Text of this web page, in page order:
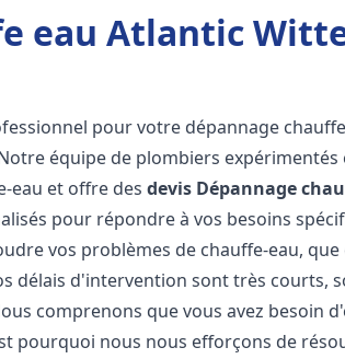
eau Atlantic
pour votre dépannage
équipe de plombiers expérimentés
eau et offre desdevis Dépannage
pour répondre à vos besoins
vos problèmes de chauffe-eau,
délais d'intervention sont très courts,
comprenons que vous avez besoin
pourquoi nous nous efforçons de